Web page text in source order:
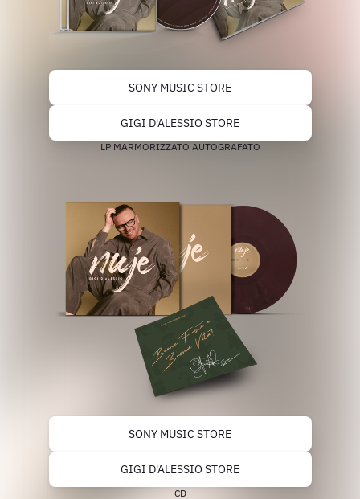
SONY MUSIC STORE
GIGI D'ALESSIO STORE
LP MARMORIZZATO AUTOGRAFATO
SONY MUSIC STORE
GIGI D'ALESSIO STORE
CD